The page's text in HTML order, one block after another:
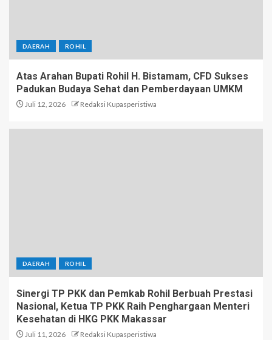
DAERAH ROHIL
Atas Arahan Bupati Rohil H. Bistamam, CFD Sukses
Padukan Budaya Sehat dan Pemberdayaan UMKM
Juli 12, 2026 Redaksi Kupasperistiwa
DAERAH ROHIL
Sinergi TP PKK dan Pemkab Rohil Berbuah Prestasi
Nasional, Ketua TP PKK Raih Penghargaan Menteri
Kesehatan di HKG PKK Makassar
Juli 11, 2026 Redaksi Kupasperistiwa